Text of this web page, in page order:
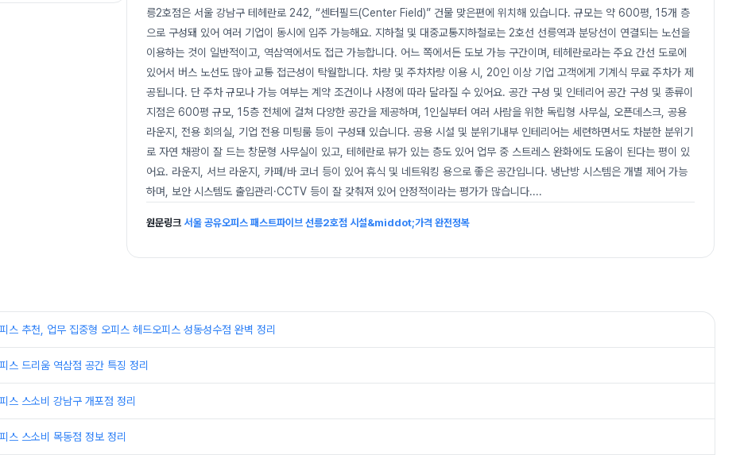
릉2호점은 서울 강남구 테헤란로 242, “센터필드(Center Field)” 건물 맞은편에 위치해 있습니다. 규모는 약 600평, 15개 층
으로 구성돼 있어 여러 기업이 동시에 입주 가능해요. 지하철 및 대중교통지하철로는 2호선 선릉역과 분당선이 연결되는 노선을
이용하는 것이 일반적이고, 역삼역에서도 접근 가능합니다. 어느 쪽에서든 도보 가능 구간이며, 테헤란로라는 주요 간선 도로에
있어서 버스 노선도 많아 교통 접근성이 탁월합니다. 차량 및 주차차량 이용 시, 20인 이상 기업 고객에게 기계식 무료 주차가 제
공됩니다. 단 주차 규모나 가능 여부는 계약 조건이나 사정에 따라 달라질 수 있어요. 공간 구성 및 인테리어 공간 구성 및 종류이
지점은 600평 규모, 15층 전체에 걸쳐 다양한 공간을 제공하며, 1인실부터 여러 사람을 위한 독립형 사무실, 오픈데스크, 공용
라운지, 전용 회의실, 기업 전용 미팅룸 등이 구성돼 있습니다. 공용 시설 및 분위기내부 인테리어는 세련하면서도 차분한 분위기
로 자연 채광이 잘 드는 창문형 사무실이 있고, 테헤란로 뷰가 있는 층도 있어 업무 중 스트레스 완화에도 도움이 된다는 평이 있
어요. 라운지, 서브 라운지, 카페/바 코너 등이 있어 휴식 및 네트워킹 용으로 좋은 공간입니다. 냉난방 시스템은 개별 제어 가능
하며, 보안 시스템도 출입관리·CCTV 등이 잘 갖춰져 있어 안정적이라는 평가가 많습니다....
원문링크 서울 공유오피스 패스트파이브 선릉2호점 시설&middot;가격 완전정복
스 추천, 업무 집중형 오피스 헤드오피스 성동성수점 완벽 정리
스 드리움 역삼점 공간 특징 정리
스 스소비 강남구 개포점 정리
스 스소비 목동점 정보 정리